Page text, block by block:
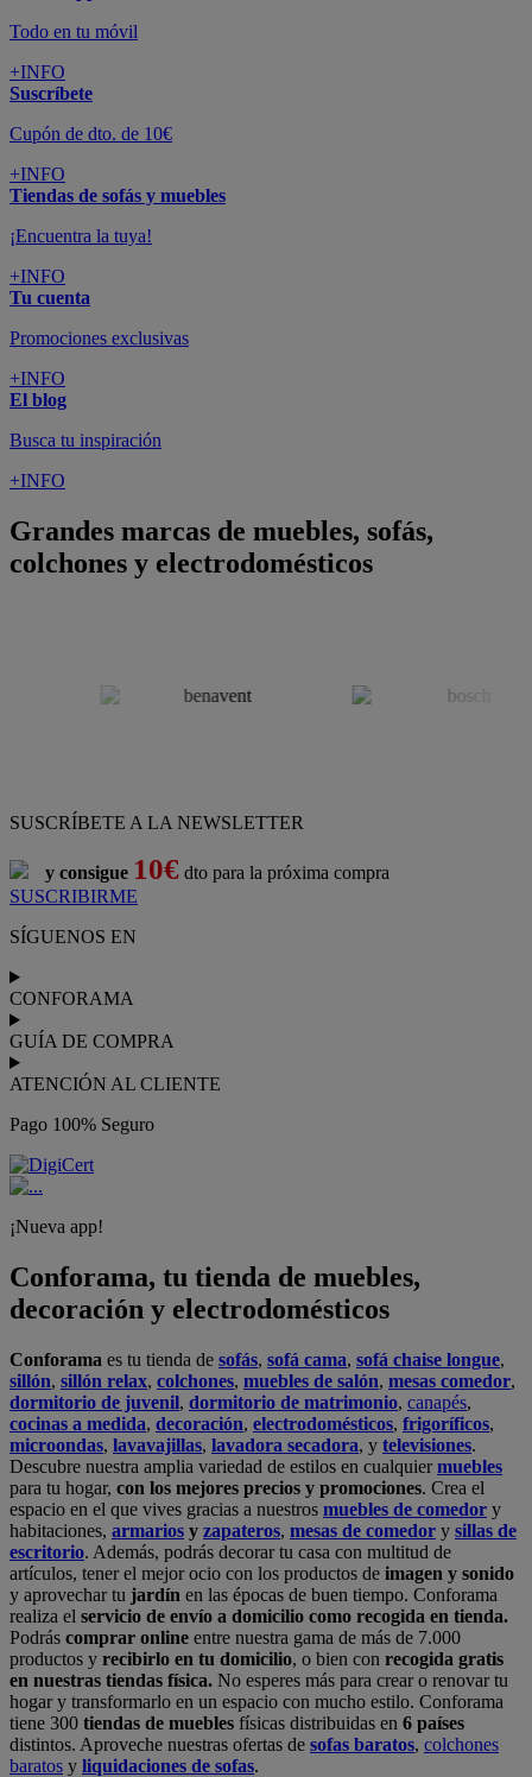
Todo en tu móvil
+INFO
Suscríbete
Cupón de dto. de 10€
+INFO
Tiendas de sofás y muebles
¡Encuentra la tuya!
+INFO
Tu cuenta
Promociones exclusivas
+INFO
El blog
Busca tu inspiración
+INFO
Grandes marcas de muebles, sofás,
colchones y electrodomésticos
SUSCRÍBETE A LA NEWSLETTER
y consigue 10€ dto para la próxima compra
SUSCRIBIRME
SÍGUENOS EN
CONFORAMA
GUÍA DE COMPRA
ATENCIÓN AL CLIENTE
Pago 100% Seguro
¡Nueva app!
Conforama, tu tienda de muebles,
decoración y electrodomésticos
Conforama es tu tienda de sofás, sofá cama, sofá chaise longue,
sillón, sillón relax, colchones, muebles de salón, mesas comedor,
dormitorio de juvenil, dormitorio de matrimonio, canapés,
cocinas a medida, decoración, electrodomésticos, frigoríficos,
microondas, lavavajillas, lavadora secadora, y televisiones.
Descubre nuestra amplia variedad de estilos en cualquiermuebles
para tu hogar, con los mejores precios y promociones. Crea el
espacio en el que vives gracias a nuestros muebles de comedor y
habitaciones, armarios y zapateros, mesas de comedor y sillas de
escritorio. Además, podrás decorar tu casa con multitud de
artículos, tener el mejor ocio con los productos de imagen y sonido
y aprovechar tu jardín en las épocas de buen tiempo. Conforama
realiza el servicio de envío a domicilio como recogida en tienda.
Podrás comprar online entre nuestra gama de más de 7.000
productos y recibirlo en tu domicilio, o bien con recogida gratis
en nuestras tiendas física. No esperes más para crear o renovar tu
hogar y transformarlo en un espacio con mucho estilo. Conforama
tiene 300 tiendas de muebles físicas distribuidas en 6 países
distintos. Aproveche nuestras ofertas de sofas baratos, colchones
baratos y liquidaciones de sofas.